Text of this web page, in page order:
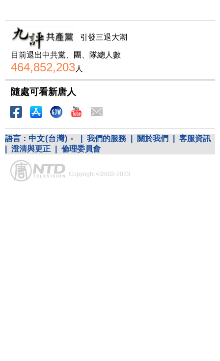
引發三退大潮
目前退出中共黨、團、隊總人數
464,852,203人
隨處可看新唐人
語言： 中文(台灣) 我們的服務 關於我們
客服資訊
澄清與更正 倫理委員會
Copyright ©2002-2023